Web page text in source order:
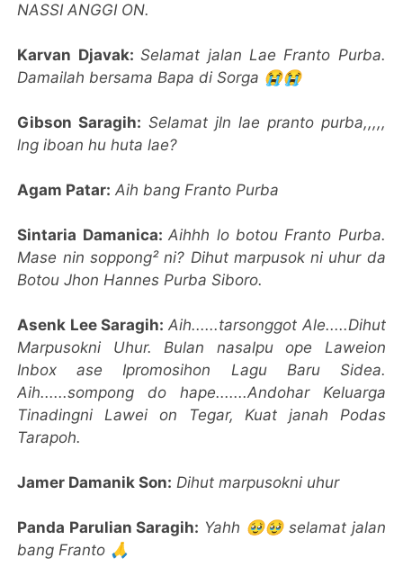
NASSI ANGGI ON.
Karvan Djavak:Selamat jalan Lae Franto Purba.
Damailah bersama Bapa di Sorga 😭😭
Gibson Saragih: Selamat jln lae pranto purba,,,,,
lng iboan hu huta lae?
Agam Patar: Aih bang Franto Purba
Sintaria Damanica:Aihhh lo botou Franto Purba.
Mase nin soppong² ni? Dihut marpusok ni uhur da
Botou Jhon Hannes Purba Siboro.
Asenk Lee Saragih: Aih......tarsonggot Ale.....Dihut
Marpusokni Uhur. Bulan nasalpu ope Laweion
Inbox ase Ipromosihon Lagu Baru Sidea.
Aih......sompong do hape.......Andohar Keluarga
Tinadingni Lawei on Tegar, Kuat janah Podas
Tarapoh.
Jamer Damanik Son: Dihut marpusokni uhur
Panda Parulian Saragih: Yahh 🥹🥹 selamat jalan
bang Franto 🙏